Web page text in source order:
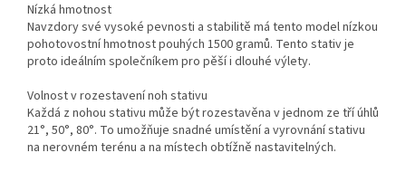
Nízká hmotnost
Navzdory své vysoké pevnosti a stabilitě má tento model nízkou
pohotovostní hmotnost pouhých 1500 gramů. Tento stativ je
proto ideálním společníkem pro pěší i dlouhé výlety.
Volnost v rozestavení noh stativu
Každá z nohou stativu může být rozestavěna v jednom ze tří úhlů
21°, 50°, 80°. To umožňuje snadné umístění a vyrovnání stativu
na nerovném terénu a na místech obtížně nastavitelných.